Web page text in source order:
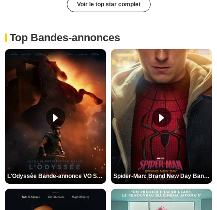
Voir le top star complet
Top Bandes-annonces
L'Odyssée Bande-annonce VO STFR Spider-Man: Brand New Day Bande-annonce VO STFR